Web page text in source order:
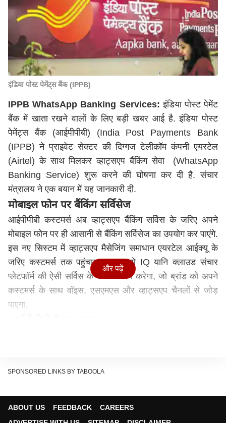
इंडिया पोस्ट पेमेंट्स बैंक (IPPB)
IPPB WhatsApp Banking Services: इंडिया पोस्ट पेमेंट
बैंक में खाता रखने वालों के लिए बड़ी खबर आई है. इंडिया पोस्ट
पेमेंट्स बैंक (आईपीपीबी) (India Post Payments Bank
(IPPB) ने प्राइवेट सेक्टर की दिग्गज टेलीकॉम कंपनी एयरटेल
(Airtel) के साथ मिलकर व्हाट्सएप बैंकिंग सेवा (WhatsApp
Banking Service) शुरू करने की घोषणा कर दी है. संचार
मंत्रालय ने एक बयान में यह जानकारी दी.
मोबाइल फोन पर बैंकिंग सर्विसेज
आईपीपीबी कस्टमर्स अब व्हाट्सएप बैंकिंग सर्विस के जरिए अपने
मोबाइल फोन पर ही आसानी से बैंकिंग सर्विसेज का उपयोग कर पाएंगे.
इस नए सिस्टम में व्हाट्सएप मैसेजिंग समाधान एयरटेल आईक्यू के
जरिए कस्टमर्स तक पहुंचाया जाएगा. ये IQ यानि क्लाउड संचार
प्लेटफॉर्म की ऐसी सर्विस के रूप में काम करेगा, जो ब्रांड को अपने
कस्टमर्स के साथ वॉइस, एसएमएस और व्हाट्सएप चैनलों से जोड़
पाएगा.
अथक प्रयास कर रहा है और एयरटेल के साथ मिलकर ग्राहकों को
व्हॉट्सऐप पर ही बैंकिंग सॉल्यूशंस मिल पाएंगे, इसकी खुशी है.
और पढ़ें
SPONSORED LINKS BY TABOOLA
ABOUT US FEEDBACK
CAREERS